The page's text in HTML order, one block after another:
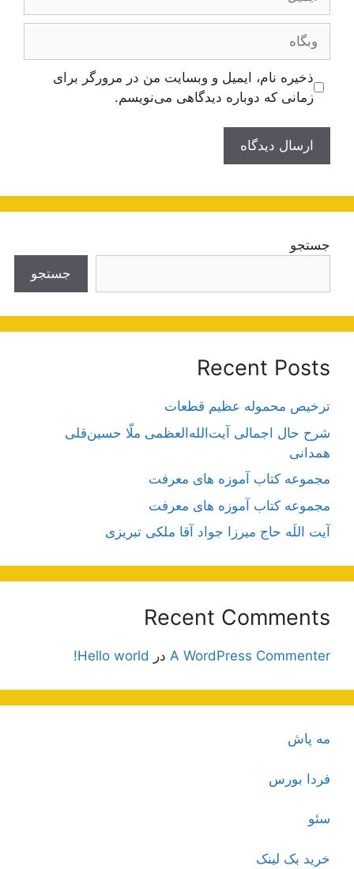
وبگاه
ذخیره نام، ایمیل و وبسایت من در مرورگر برای
زمانی که دوباره دیدگاهی می‌نویسم.
جستجو
جستجو
Recent Posts
ترخیص محموله عظیم قطعات
شرح حال اجمالی آیت‌الله‌العظمی ملّا حسین‌قلی
همدانی
مجموعه کتاب آموزه های معرفت
مجموعه کتاب آموزه های معرفت
آیت اللَه حاج میرزا جواد آقا ملکی تبریزی
Recent Comments
A WordPress Commenter در Hello world!
مه پاش
فردا بورس
سئو
خرید بک لینک